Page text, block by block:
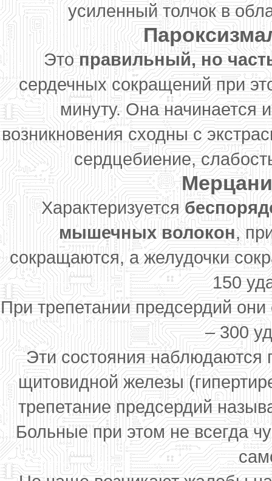
усиленный толчок в
Этоправильный, но
сердечных сокращений при
минуту. Она начинается
возникновения сходны с
сердцебиение,
Характеризуется
мышечных волокон,
сокращаются, а желудочки
150
При трепетании предсердий
– 300
Эти состояния наблюдаются
щитовидной железы
трепетание предсердий
Больные при этом не всегда